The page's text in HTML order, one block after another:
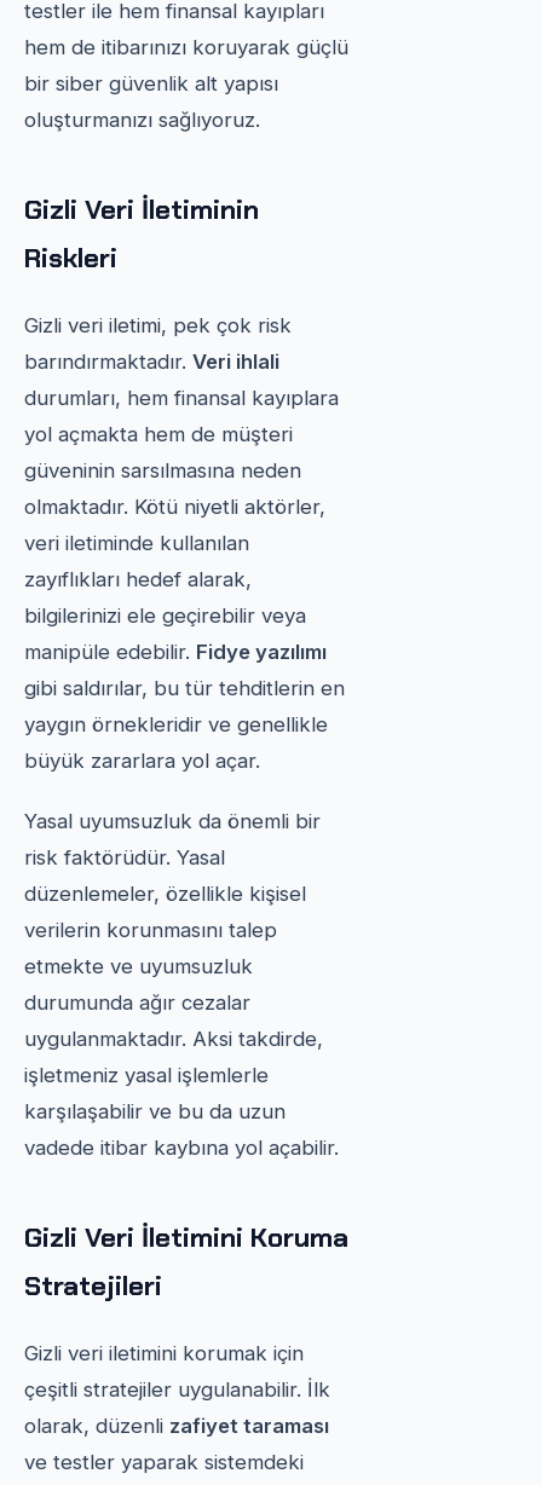
testler ile hem finansal kayıpları
hem de itibarınızı koruyarak güçlü
bir siber güvenlik alt yapısı
oluşturmanızı sağlıyoruz.
Gizli Veri İletiminin
Riskleri
Gizli veri iletimi, pek çok risk
barındırmaktadır. Veri ihlali
durumları, hem finansal kayıplara
yol açmakta hem de müşteri
güveninin sarsılmasına neden
olmaktadır. Kötü niyetli aktörler,
veri iletiminde kullanılan
zayıflıkları hedef alarak,
bilgilerinizi ele geçirebilir veya
manipüle edebilir. Fidye yazılımı
gibi saldırılar, bu tür tehditlerin en
yaygın örnekleridir ve genellikle
büyük zararlara yol açar.
Yasal uyumsuzluk da önemli bir
risk faktörüdür. Yasal
düzenlemeler, özellikle kişisel
verilerin korunmasını talep
etmekte ve uyumsuzluk
durumunda ağır cezalar
uygulanmaktadır. Aksi takdirde,
işletmeniz yasal işlemlerle
karşılaşabilir ve bu da uzun
vadede itibar kaybına yol açabilir.
Gizli Veri İletimini Koruma
Stratejileri
Gizli veri iletimini korumak için
çeşitli stratejiler uygulanabilir. İlk
olarak, düzenli zafiyet taraması
ve testler yaparak sistemdeki